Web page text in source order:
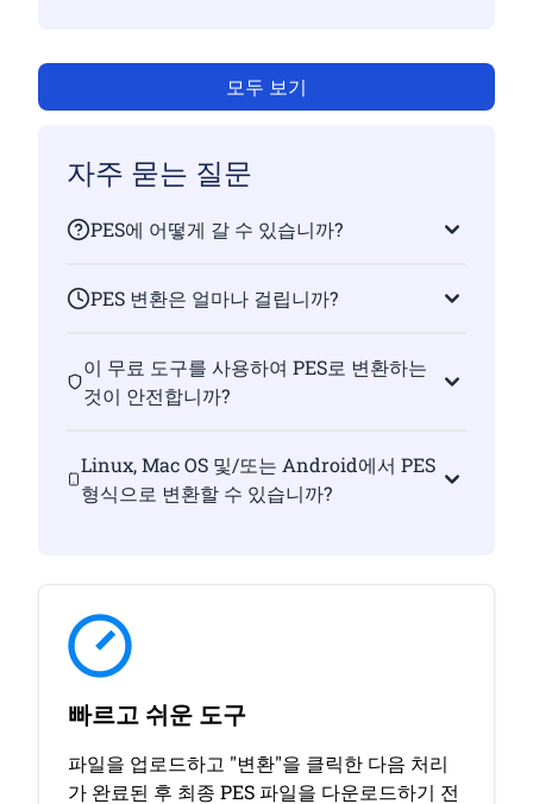
모두 보기
자주 묻는 질문
PES에 어떻게 갈 수 있습니까?
PES 변환은 얼마나 걸립니까?
이 무료 도구를 사용하여 PES로 변환하는
것이 안전합니까?
Linux, Mac OS 및/또는 Android에서 PES
형식으로 변환할 수 있습니까?
빠르고 쉬운 도구
파일을 업로드하고 "변환"을 클릭한 다음 처리
가 완료된 후 최종 PES 파일을 다운로드하기 전